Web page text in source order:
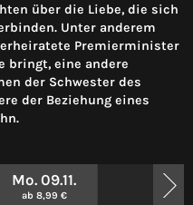
über die Liebe, die sich
Unter anderem
Premierminister
bringt, eine andere
der Schwester des
der Beziehung eines
Mo. 09.11.
ab 8,99 €